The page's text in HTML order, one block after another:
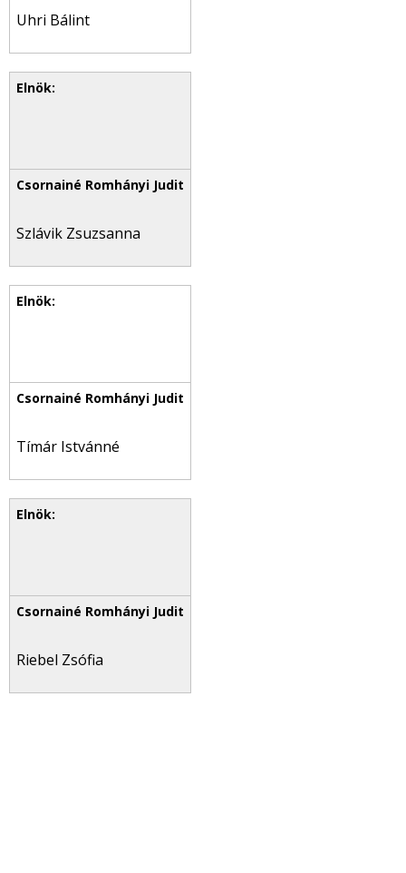
Uhri Bálint
Szlávik Zsuzsanna
Tímár Istvánné
Riebel Zsófia